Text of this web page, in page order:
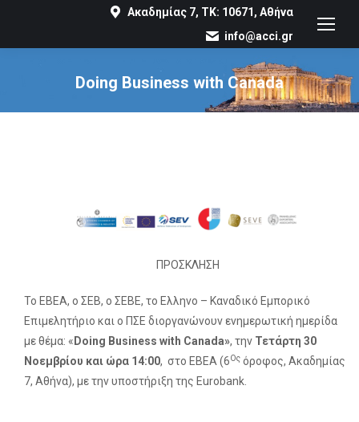
Ακαδημίας 7, ΤΚ: 10671, Αθήνα
info@acci.gr
Doing Business with Canada
You are here:
ΠΡΟΣΚΛΗΣΗ
Το ΕΒΕΑ, o ΣΕΒ, o ΣΕΒΕ, το Ελληνο – Καναδικό Εμπορικό
Επιμελητήριο και ο ΠΣΕ διοργανώνουν ενημερωτική ημερίδα
με θέμα: « Doing Business with Canada», την Τετάρτη 30
Νοεμβρίου και ώρα 14:00, στο ΕΒΕΑ (6Ος όροφος, Ακαδημίας
7, Αθήνα), με την υποστήριξη της Eurobank.